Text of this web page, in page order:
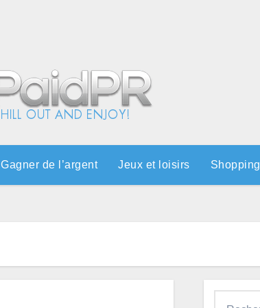
Gagner de l’argent Jeux et loisirs Shopping